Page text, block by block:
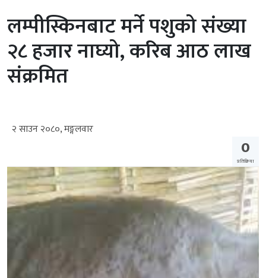
लम्पीस्किनबाट मर्ने पशुको संख्या
२८ हजार नाघ्यो, करिब आठ लाख
संक्रमित
२ साउन २०८०, मङ्गलवार
0
प्रतिक्रिया